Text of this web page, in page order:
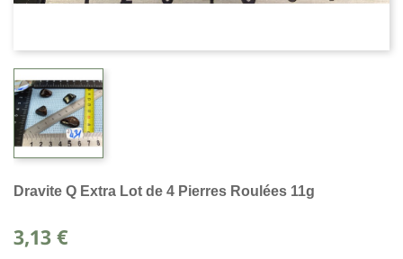
Dravite Q Extra Lot de 4 Pierres Roulées 11g
3,13 €